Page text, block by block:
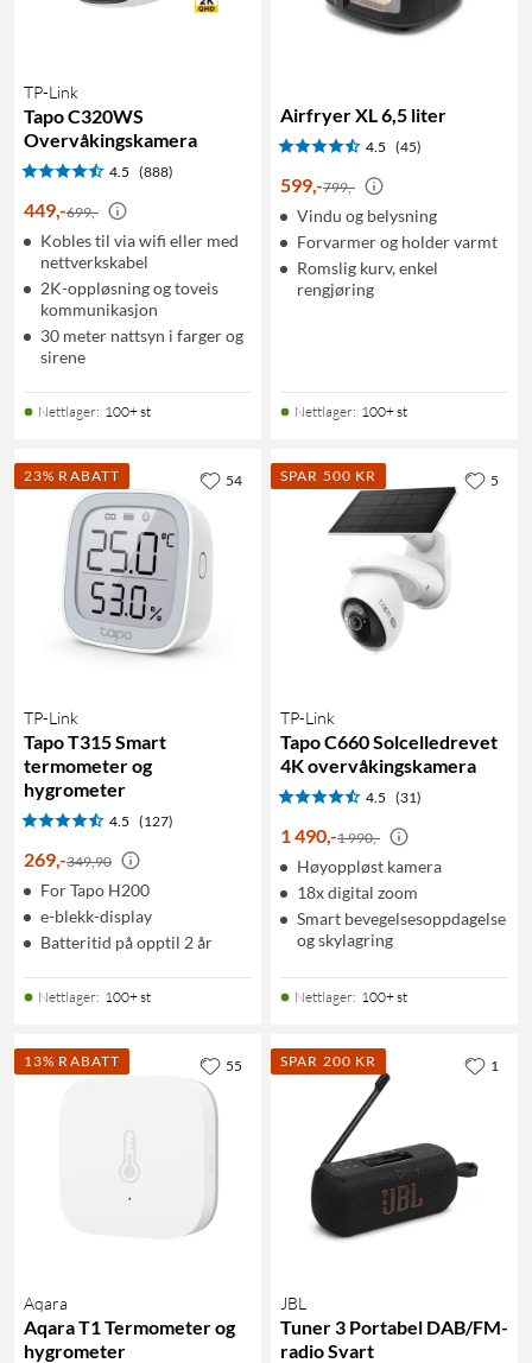
TP-Link
Tapo C320WS
Overvåkingskamera
4.5 (888)
449,-699,-
Kobles til via wifi eller med
nettverkskabel
2K-oppløsning og toveis
kommunikasjon
30 meter nattsyn i farger og
sirene
Nettlager: 100+ st
Airfryer XL 6,5 liter
4.5 (45)
599,-799,-
Vindu og belysning
Forvarmer og holder varmt
Romslig kurv, enkel
rengjøring
Nettlager: 100+ st
23% RABATT
TP-Link
Tapo T315 Smart
termometer og
hygrometer
4.5 (127)
269,-349,90
For Tapo H200
e-blekk-display
Batteritid på opptil 2 år
Nettlager: 100+ st
54 SPAR 500 KR
TP-Link
Tapo C660 Solcelledrevet
4K overvåkingskamera
4.5 (31)
1 490,-1 990,-
Høyoppløst kamera
18x digital zoom
Smart bevegelsesoppdagelse
og skylagring
Nettlager: 100+ st
5
13% RABATT
Aqara
Aqara T1 Termometer og
hygrometer
55 SPAR 200 KR
JBL
Tuner 3 Portabel DAB/FM-
radio Svart
1